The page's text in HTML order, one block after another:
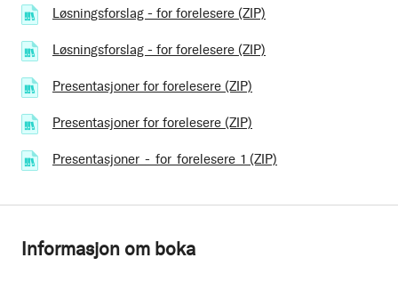
Løsningsforslag - for forelesere (ZIP)
Løsningsforslag - for forelesere (ZIP)
Presentasjoner for forelesere (ZIP)
Presentasjoner for forelesere (ZIP)
Presentasjoner_-_for_forelesere_1 (ZIP)
Informasjon om boka